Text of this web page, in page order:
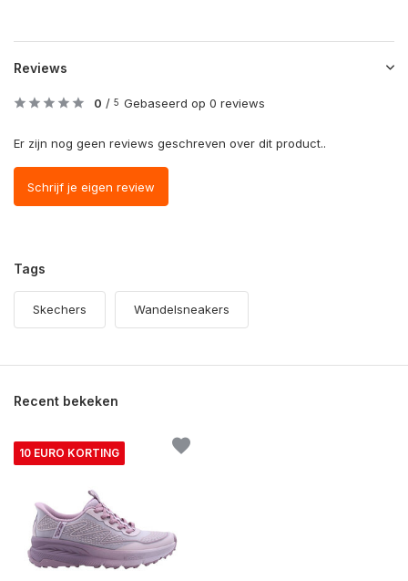
Reviews
0 / 5 Gebaseerd op 0 reviews
Er zijn nog geen reviews geschreven over dit product..
Schrijf je eigen review
Tags
Skechers Wandelsneakers
Recent bekeken
10 EURO KORTING